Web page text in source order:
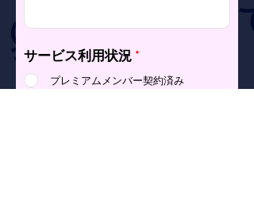
サービス利用状況 *
プレミアムメンバー契約済み